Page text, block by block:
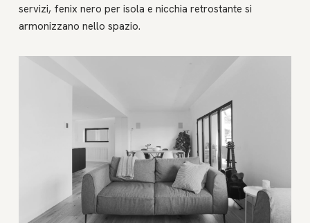
servizi, fenix nero per isola e nicchia retrostante si
armonizzano nello spazio.